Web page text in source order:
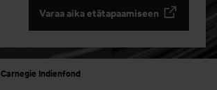
Varaa aika etätapaamiseen
Carnegie Indienfond